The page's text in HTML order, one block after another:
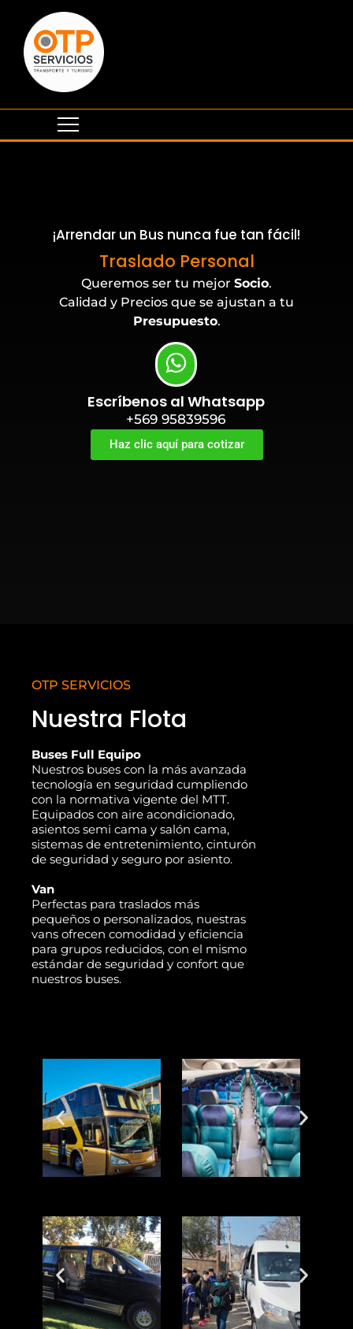
¡Arrendar un Bus nunca fue tan fácil!
Traslado Personal
Eventos Corporativos
Queremos ser tu mejor Socio.
Calidad y Precios que se ajustan a tu
Presupuesto.
Escríbenos al Whatsapp
+569 95839596
Haz clic aquí para cotizar
OTP SERVICIOS
Nuestra Flota
Buses Full Equipo
Nuestros buses con la más avanzada
tecnología en seguridad cumpliendo
con la normativa vigente del MTT.
Equipados con aire acondicionado,
asientos semi cama y salón cama,
sistemas de entretenimiento, cinturón
de seguridad y seguro por asiento.
Van
Perfectas para traslados más
pequeños o personalizados, nuestras
vans ofrecen comodidad y eficiencia
para grupos reducidos, con el mismo
estándar de seguridad y confort que
nuestros buses.